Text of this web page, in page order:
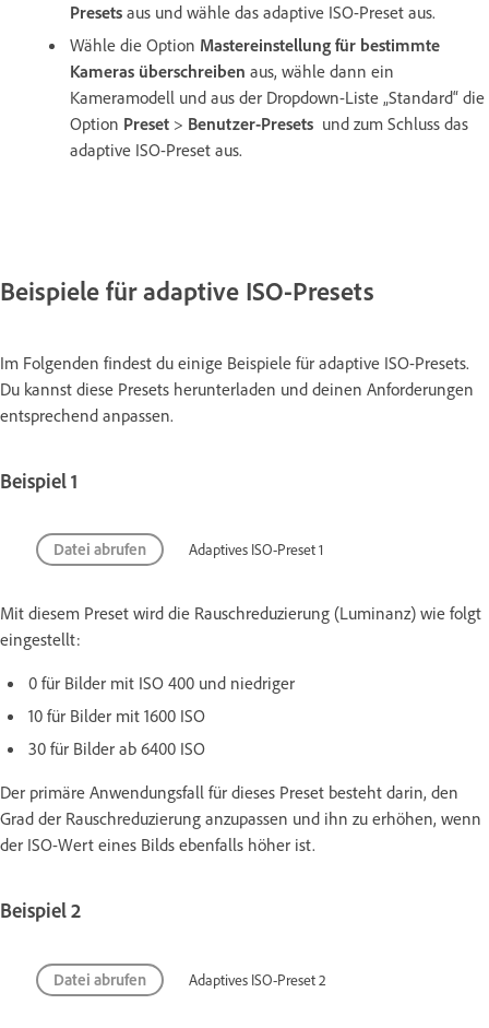
Presets aus und wähle das adaptive ISO-Preset aus.
Wähle die Option Mastereinstellung für bestimmte
Kameras überschreiben aus, wähle dann ein
Kameramodell und aus der Dropdown-Liste „Standard“ die
Option Preset > Benutzer-Presets und zum Schluss das
adaptive ISO-Preset aus.
Beispiele für adaptive ISO-Presets
Im Folgenden findest du einige Beispiele für adaptive ISO-Presets.
Du kannst diese Presets herunterladen und deinen Anforderungen
entsprechend anpassen.
Beispiel 1
Datei abrufen Adaptives ISO-Preset 1
Mit diesem Preset wird die Rauschreduzierung (Luminanz) wie folgt
eingestellt:
0 für Bilder mit ISO 400 und niedriger
10 für Bilder mit 1600 ISO
30 für Bilder ab 6400 ISO
Der primäre Anwendungsfall für dieses Preset besteht darin, den
Grad der Rauschreduzierung anzupassen und ihn zu erhöhen, wenn
der ISO-Wert eines Bilds ebenfalls höher ist.
Beispiel 2
Datei abrufen Adaptives ISO-Preset 2